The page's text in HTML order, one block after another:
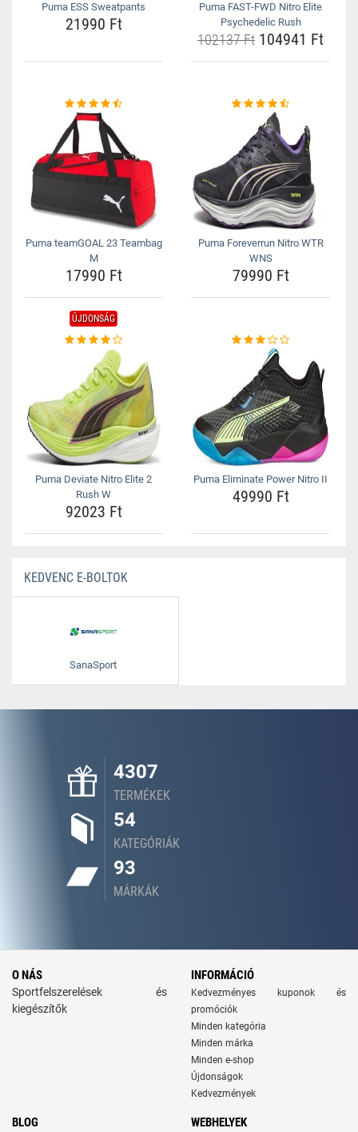
Puma ESS Sweatpants
21990 Ft
Puma FAST-FWD Nitro Elite
Psychedelic Rush
102137 Ft 104941 Ft
Puma teamGOAL 23 Teambag
M
17990 Ft
Puma Foreverrun Nitro WTR
WNS
79990 Ft
ÚJDONSÁG
Puma Deviate Nitro Elite 2
Rush W
92023 Ft
Puma Eliminate Power Nitro II
49990 Ft
KEDVENC E-BOLTOK
SanaSport
4307
TERMÉKEK
54
KATEGÓRIÁK
93
MÁRKÁK
O NÁS
Sportfelszerelések és
kiegészítők
INFORMÁCIÓ
Kedvezményes kuponok és
promóciók
Minden kategória
Minden márka
Minden e-shop
Újdonságok
Kedvezmények
BLOG WEBHELYEK